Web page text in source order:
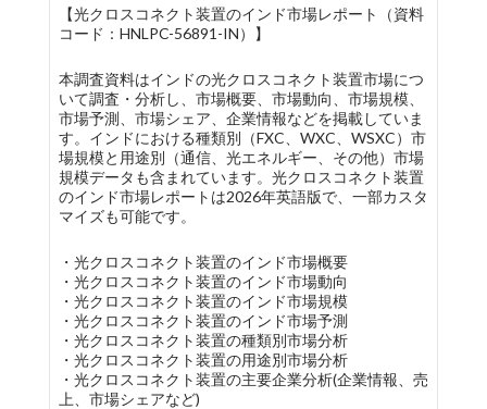
【光クロスコネクト装置のインド市場レポート（資料
コード：HNLPC-56891-IN）】
本調査資料はインドの光クロスコネクト装置市場につ
いて調査・分析し、市場概要、市場動向、市場規模、
市場予測、市場シェア、企業情報などを掲載していま
す。インドにおける種類別（FXC、WXC、WSXC）市
場規模と用途別（通信、光エネルギー、その他）市場
規模データも含まれています。光クロスコネクト装置
のインド市場レポートは2026年英語版で、一部カスタ
マイズも可能です。
・光クロスコネクト装置のインド市場概要
・光クロスコネクト装置のインド市場動向
・光クロスコネクト装置のインド市場規模
・光クロスコネクト装置のインド市場予測
・光クロスコネクト装置の種類別市場分析
・光クロスコネクト装置の用途別市場分析
・光クロスコネクト装置の主要企業分析(企業情報、売
上、市場シェアなど)